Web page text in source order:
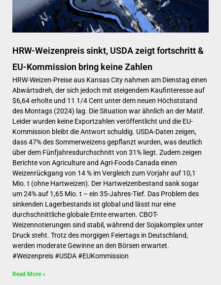
HRW-Weizenpreis sinkt, USDA zeigt fortschritt &
EU-Kommission bring keine Zahlen
HRW-Weizen-Preise aus Kansas City nahmen am Dienstag einen
Abwärtsdreh, der sich jedoch mit steigendem Kaufinteresse auf
$6,64 erholte und 11 1/4 Cent unter dem neuen Höchststand
des Montags (2024) lag. Die Situation war ähnlich an der Matif.
Leider wurden keine Exportzahlen veröffentlicht und die EU-
Kommission bleibt die Antwort schuldig. USDA-Daten zeigen,
dass 47% des Sommerweizens gepflanzt wurden, was deutlich
über dem Fünfjahresdurchschnitt von 31% liegt. Zudem zeigen
Berichte von Agriculture and Agri-Foods Canada einen
Weizenrückgang von 14 % im Vergleich zum Vorjahr auf 10,1
Mio. t (ohne Hartweizen). Der Hartweizenbestand sank sogar
um 24% auf 1,65 Mio. t – ein 35-Jahres-Tief. Das Problem des
sinkenden Lagerbestands ist global und lässt nur eine
durchschnittliche globale Ernte erwarten. CBOT-
Weizennotierungen sind stabil, während der Sojakomplex unter
Druck steht. Trotz des morgigen Feiertags in Deutschland,
werden moderate Gewinne an den Börsen erwartet.
#Weizenpreis #USDA #EUKommission
Read More »